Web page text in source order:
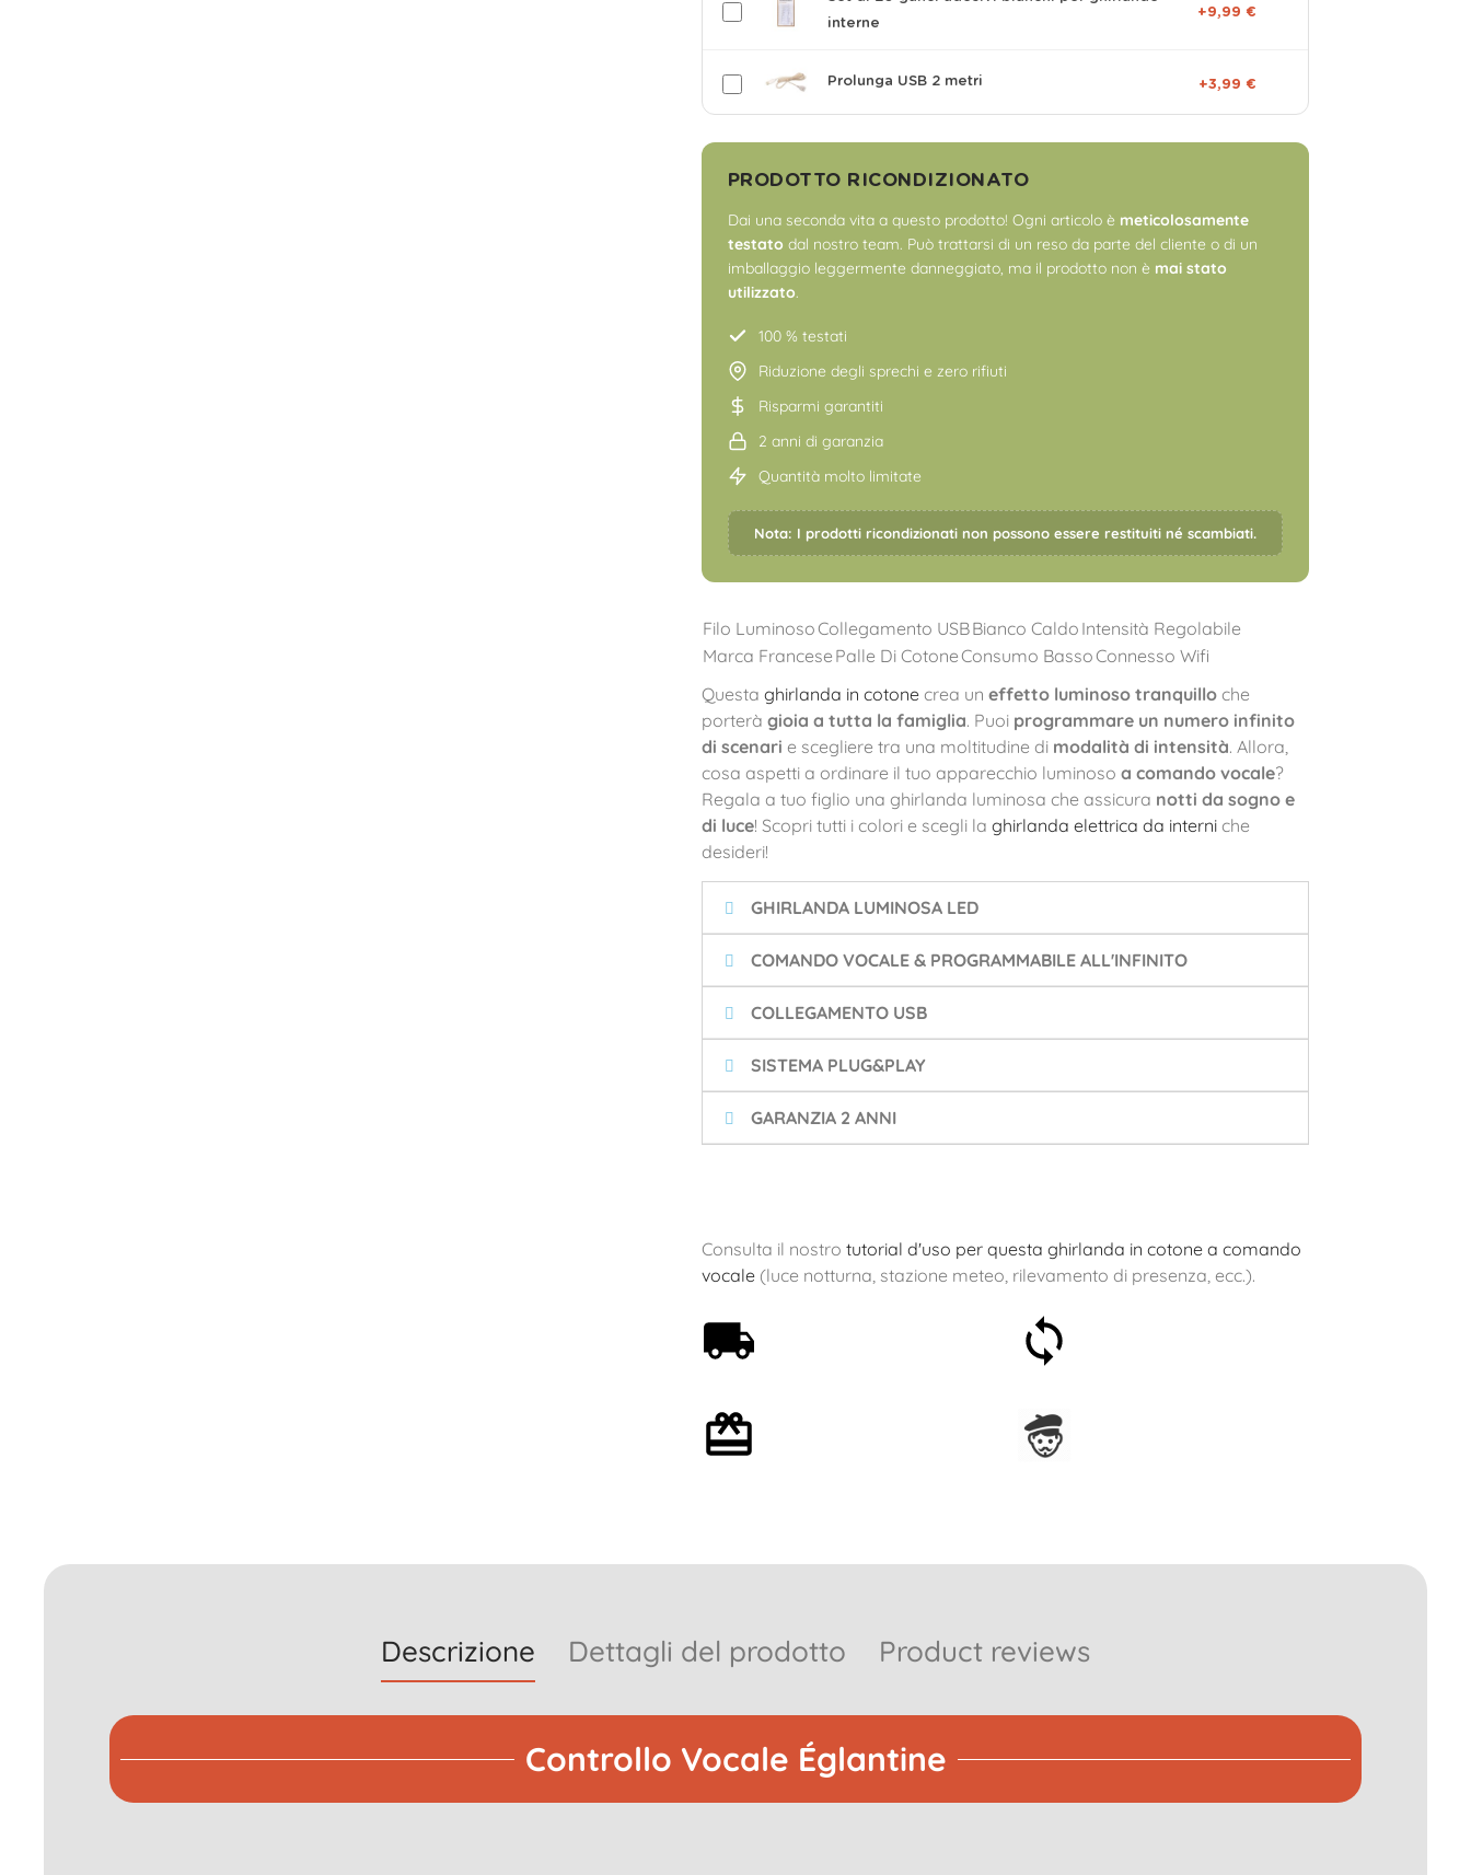
interne
+9,99 €
Prolunga USB 2 metri +3,99 €
PRODOTTO RICONDIZIONATO
Dai una seconda vita a questo prodotto! Ogni articolo è meticolosamente
testato dal nostro team. Può trattarsi di un reso da parte del cliente o di un
imballaggio leggermente danneggiato, ma il prodotto non è mai stato
utilizzato.
100 % testati
Riduzione degli sprechi e zero rifiuti
Risparmi garantiti
2 anni di garanzia
Quantità molto limitate
Nota: I prodotti ricondizionati non possono essere restituiti né scambiati.
Filo LuminosoCollegamento USBBianco Caldo Intensità Regolabile
Marca Francese Palle Di CotoneConsumo BassoConnesso Wifi
Questa ghirlanda in cotonecrea un effetto luminoso tranquilloche
porterà gioia a tutta la famiglia. Puoi programmare un numero infinito
di scenari e scegliere tra una moltitudine di modalità di intensità. Allora,
cosa aspetti a ordinare il tuo apparecchio luminoso a comando vocale?
Regala a tuo figlio una ghirlanda luminosa che assicura notti da sogno e
di luce! Scopri tutti i colori e scegli la ghirlanda elettrica da interniche
desideri!
GHIRLANDA LUMINOSA LED
COMANDO VOCALE & PROGRAMMABILE ALL'INFINITO
COLLEGAMENTO USB
SISTEMA PLUG&PLAY
GARANZIA 2 ANNI
Consulta il nostro tutorial d'uso per questa ghirlanda in cotone a comando
vocale(luce notturna, stazione meteo, rilevamento di presenza, ecc.).
Descrizione Dettagli del prodotto Product reviews
Controllo Vocale Églantine